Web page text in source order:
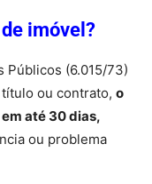
imóvel?
Públicos (6.015/73)
ou contrato, o
até 30 dias,
ou problema